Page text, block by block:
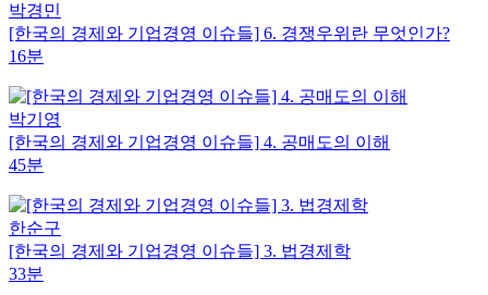
박경민
[한국의 경제와 기업경영 이슈들] 6. 경쟁우위란 무엇인가?
16분
박기영
[한국의 경제와 기업경영 이슈들] 4. 공매도의 이해
45분
한순구
[한국의 경제와 기업경영 이슈들] 3. 법경제학
33분